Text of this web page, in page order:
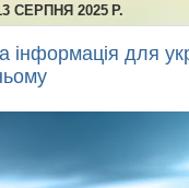
СЕРПНЯ 2025 Р.
інформація для